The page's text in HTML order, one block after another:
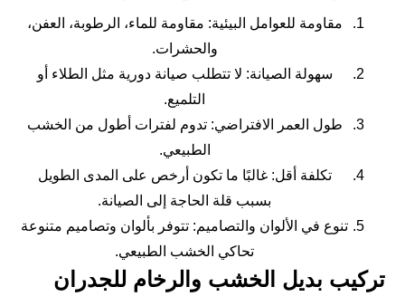
مقاومة للعوامل البيئية: مقاومة للماء، الرطوبة، العفن،
والحشرات.
سهولة الصيانة: لا تتطلب صيانة دورية مثل الطلاء أو
التلميع.
طول العمر الافتراضي: تدوم لفترات أطول من الخشب
الطبيعي.
تكلفة أقل: غالبًا ما تكون أرخص على المدى الطويل
بسبب قلة الحاجة إلى الصيانة.
تنوع في الألوان والتصاميم: تتوفر بألوان وتصاميم متنوعة
تحاكي الخشب الطبيعي.
تركيب بديل الخشب والرخام للجدران